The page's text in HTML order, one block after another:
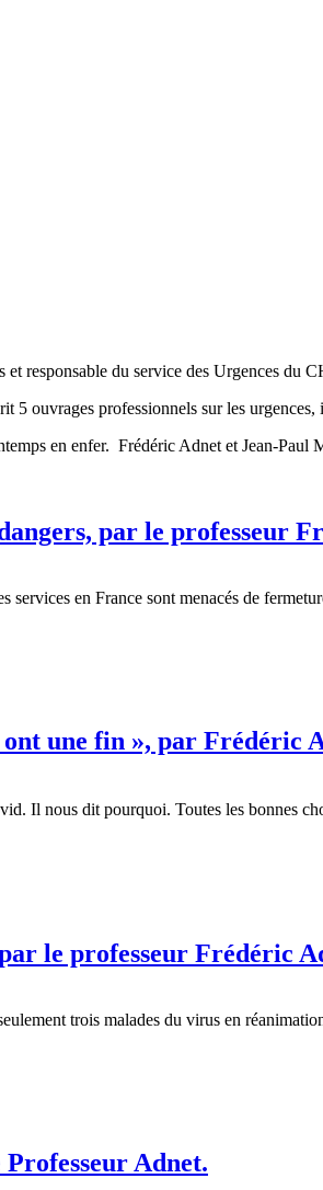
responsable du service des Urgences du
5 ouvrages professionnels sur les
en enfer. Frédéric Adnet et Jean-
par le professeur
en France sont menacés de
ont une fin », par Frédéric
Il nous dit pourquoi. Toutes les bonnes
le professeur Frédéric
trois malades du virus en
Adnet.